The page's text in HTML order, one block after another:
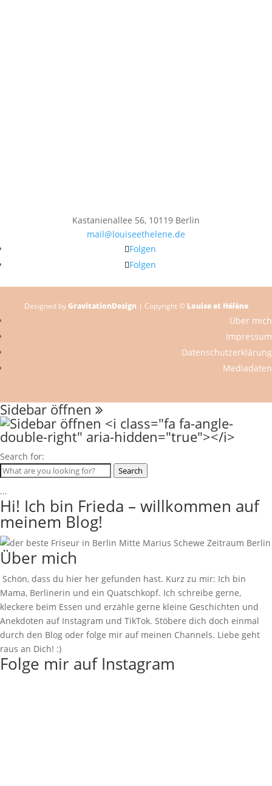
Kastanienallee 56, 10119 Berlin
mail@louiseethelene.de
Folgen
Folgen
Designed byGravitationDesign | Copyright © Louise et Hélène
Über mich
Impressum
Datenschutzerklärung
Mediadaten
Sidebar öffnen
Search for:
Search
...
Hi! Ich bin Frieda – willkommen auf
meinem Blog!
Über mich
Schön, dass du hier her gefunden hast. Kurz zu mir: Ich bin
Mama, Berlinerin und ein Quatschkopf. Ich schreibe gerne,
kleckere beim Essen und erzähle gerne kleine Geschichten und
Anekdoten auf Instagram und TikTok. Stöbere dich doch einmal
durch den Blog oder folge mir auf meinen Channels. Liebe geht
raus an Dich! :)
Folge mir auf Instagram